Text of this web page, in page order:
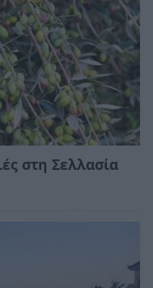
στη Σελλασία